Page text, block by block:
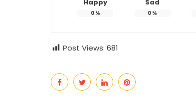
Happy
0%
Sad
0 %
Post Views: 681